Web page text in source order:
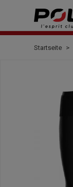
Startseite